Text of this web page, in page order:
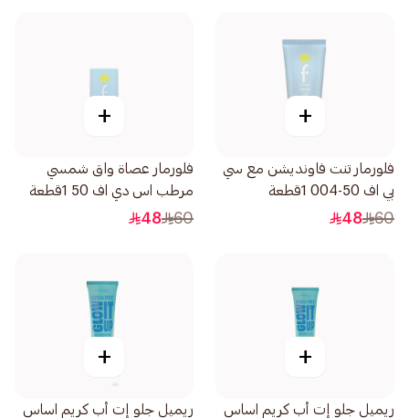
+
فلورمار تنت فاونديشن مع سي
بي اف 50-004 1قطعة
60
48
+
فلورمار عصاة واق شمسي
مرطب اس دي اف 50 1قطعة
60
48
+
ريميل جلو إت أب كريم اساس
+
ريميل جلو إت أب كريم اساس